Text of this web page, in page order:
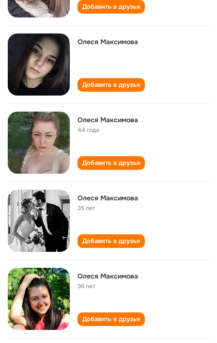
Добавить в друзья
Олеся Максимова
Добавить в друзья
Олеся Максимова
44 года
Добавить в друзья
Олеся Максимова
35 лет
Добавить в друзья
Олеся Максимова
36 лет
Добавить в друзья